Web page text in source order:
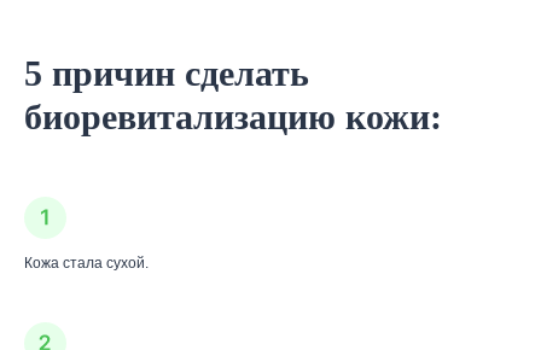
5 причин сделать
биоревитализацию кожи:
Кожа стала сухой.